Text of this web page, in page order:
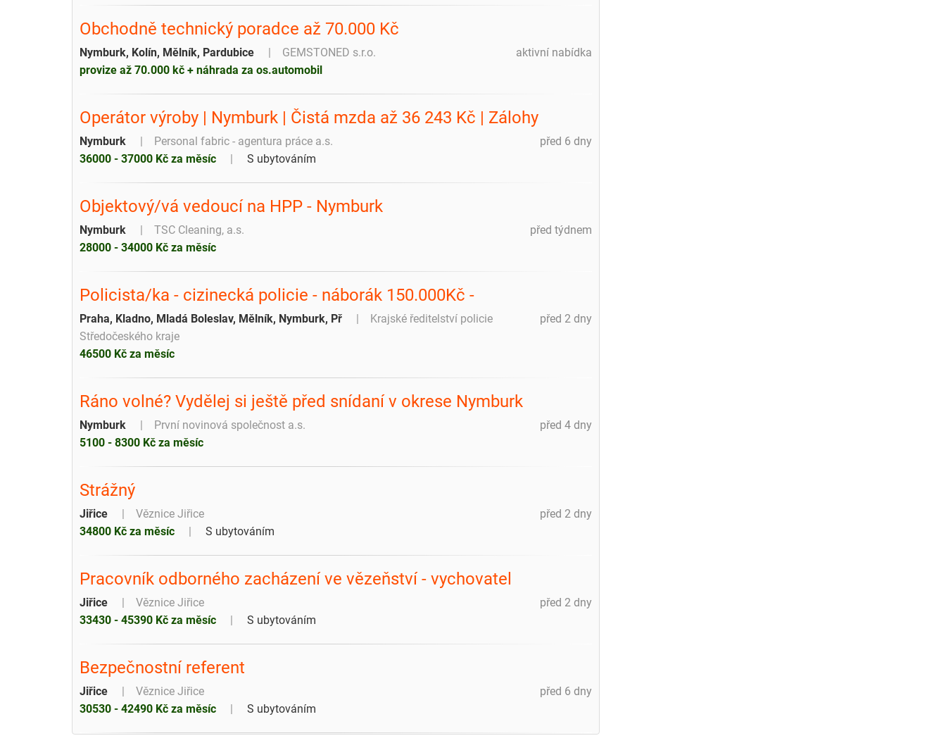
Obchodně technický poradce až 70.000 Kč
aktivní nabídka
Nymburk, Kolín, Mělník, Pardubice
GEMSTONED s.r.o.
provize až 70.000 kč + náhrada za os.automobil
Operátor výroby | Nymburk | Čistá mzda až 36 243 Kč | Zálohy
před 6 dny
Nymburk
Personal fabric - agentura práce a.s.
36000 - 37000 Kč za měsíc
S ubytováním
Objektový/vá vedoucí na HPP - Nymburk
před týdnem
Nymburk
TSC Cleaning, a.s.
28000 - 34000 Kč za měsíc
Policista/ka - cizinecká policie - náborák 150.000Kč -
před 2 dny
Praha, Kladno, Mladá Boleslav, Mělník, Nymburk, Př
Krajské ředitelství policie
Středočeského kraje
46500 Kč za měsíc
Ráno volné? Vydělej si ještě před snídaní v okrese Nymburk
před 4 dny
Nymburk
První novinová společnost a.s.
5100 - 8300 Kč za měsíc
Strážný
před 2 dny
Jiřice
Věznice Jiřice
34800 Kč za měsíc
S ubytováním
Pracovník odborného zacházení ve vězeňství - vychovatel
před 2 dny
Jiřice
Věznice Jiřice
33430 - 45390 Kč za měsíc
S ubytováním
Bezpečnostní referent
před 6 dny
Jiřice
Věznice Jiřice
30530 - 42490 Kč za měsíc
S ubytováním